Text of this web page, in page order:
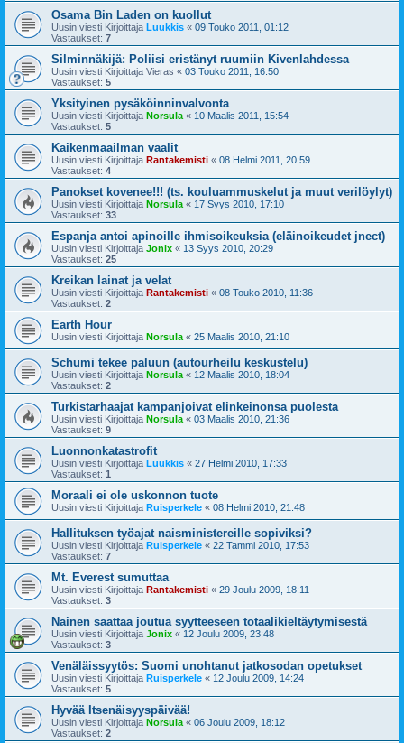
Osama Bin Laden on kuollut
Uusin viesti Kirjoittaja Luukkis « 09 Touko 2011, 01:12
Vastaukset: 7
Silminnäkijä: Poliisi eristänyt ruumiin Kivenlahdessa
Uusin viesti Kirjoittaja Vieras « 03 Touko 2011, 16:50
Vastaukset: 5
Yksityinen pysäköinninvalvonta
Uusin viesti Kirjoittaja Norsula « 10 Maalis 2011, 15:54
Vastaukset: 5
Kaikenmaailman vaalit
Uusin viesti Kirjoittaja Rantakemisti « 08 Helmi 2011, 20:59
Vastaukset: 4
Panokset kovenee!!! (ts. kouluammuskelut ja muut verilöylyt)
Uusin viesti Kirjoittaja Norsula « 17 Syys 2010, 17:10
Vastaukset: 33
Espanja antoi apinoille ihmisoikeuksia (eläinoikeudet jnect)
Uusin viesti Kirjoittaja Jonix « 13 Syys 2010, 20:29
Vastaukset: 25
Kreikan lainat ja velat
Uusin viesti Kirjoittaja Rantakemisti « 08 Touko 2010, 11:36
Vastaukset: 2
Earth Hour
Uusin viesti Kirjoittaja Norsula « 25 Maalis 2010, 21:10
Schumi tekee paluun (autourheilu keskustelu)
Uusin viesti Kirjoittaja Norsula « 12 Maalis 2010, 18:04
Vastaukset: 2
Turkistarhaajat kampanjoivat elinkeinonsa puolesta
Uusin viesti Kirjoittaja Norsula « 03 Maalis 2010, 21:36
Vastaukset: 9
Luonnonkatastrofit
Uusin viesti Kirjoittaja Luukkis « 27 Helmi 2010, 17:33
Vastaukset: 1
Moraali ei ole uskonnon tuote
Uusin viesti Kirjoittaja Ruisperkele « 08 Helmi 2010, 21:48
Hallituksen työajat naisministereille sopiviksi?
Uusin viesti Kirjoittaja Ruisperkele « 22 Tammi 2010, 17:53
Vastaukset: 7
Mt. Everest sumuttaa
Uusin viesti Kirjoittaja Rantakemisti « 29 Joulu 2009, 18:11
Vastaukset: 3
Nainen saattaa joutua syytteeseen totaalikieltäytymisestä
Uusin viesti Kirjoittaja Jonix « 12 Joulu 2009, 23:48
Vastaukset: 3
Venäläissyytös: Suomi unohtanut jatkosodan opetukset
Uusin viesti Kirjoittaja Ruisperkele « 12 Joulu 2009, 14:24
Vastaukset: 5
Hyvää Itsenäisyyspäivää!
Uusin viesti Kirjoittaja Norsula « 06 Joulu 2009, 18:12
Vastaukset: 2